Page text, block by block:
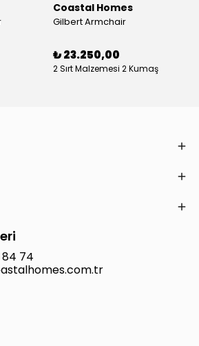
Coastal Homes
Gilbert Armchair
₺ 23.250,00
2 Sırt Malzemesi 2 Kumaş
84 74